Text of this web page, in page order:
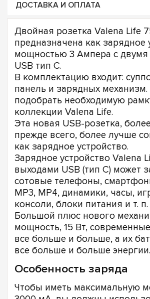
ДОСТАВКА И ОПЛАТА
Двойная розетка Valena Life
предназначена как зарядное
мощностью 3 Ампера с
USB тип С.
В комплектацию входит:
панель и зарядных механизм.
подобрать необходимую
коллекции Valena Life.
Эта новая USB-розетка,
прежде всего, более лучше
как зарядное устройство.
Зарядное устройство Valena
выходами USB (тип C) может
сотовые телефоны,
MP3, MP4, динамики, часы,
консоли, блоки питания и т. п.
Большой плюс нового
мощность, 15 Вт,
все больше и больше, а их
все больше и больше энергии.
Особенность заряда
Чтобы иметь максимальную